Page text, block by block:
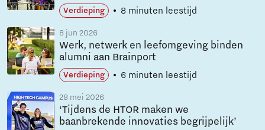
Verdieping 8 minuten leestijd
8 jun 2026
Werk, netwerk en leefomgeving binden
alumni aan Brainport
Verdieping 6 minuten leestijd
28 mei 2026
‘Tijdens de HTOR maken we
baanbrekende innovaties begrijpelijk’